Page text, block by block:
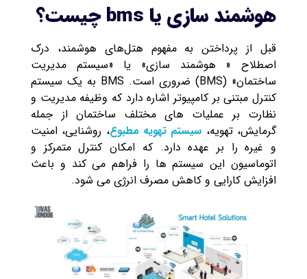
هوشمند سازی یا bms چیست؟
قبل از پرداختن به مفهوم هتل‌های هوشمند، درک
اصطلاح « هوشمند سازی» یا «سیستم مدیریت
ساختمان» (BMS) ضروری است. BMS به یک سیستم
کنترل مبتنی بر کامپیوتر اشاره دارد که وظیفه مدیریت و
نظارت بر عملیات های مختلف ساختمان از جمله
گرمایش، تهویه، سیستم تهویه مطبوع، روشنایی، امنیت
و غیره را بر عهده دارد. که امکان کنترل متمرکز و
اتوماسیون این سیستم ها را فراهم می کند و باعث
افزایش کارایی و کاهش مصرف انرژی می شود.